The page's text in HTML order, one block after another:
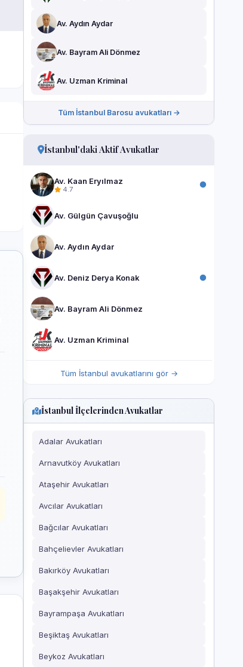
Av. Aydın Aydar
Av. Bayram Ali Dönmez
Av. Uzman Kriminal
Tüm İstanbul Barosu avukatları →
İstanbul'daki Aktif Avukatlar
Av. Kaan Eryılmaz
4.7
Av. Gülgün Çavuşoğlu
Av. Aydın Aydar
Av. Deniz Derya Konak
Av. Bayram Ali Dönmez
Av. Uzman Kriminal
Tüm İstanbul avukatlarını gör →
İstanbul İlçelerinden Avukatlar
Adalar Avukatları
Arnavutköy Avukatları
Ataşehir Avukatları
Avcılar Avukatları
Bağcılar Avukatları
Bahçelievler Avukatları
Bakırköy Avukatları
Başakşehir Avukatları
Bayrampaşa Avukatları
Beşiktaş Avukatları
Beykoz Avukatları